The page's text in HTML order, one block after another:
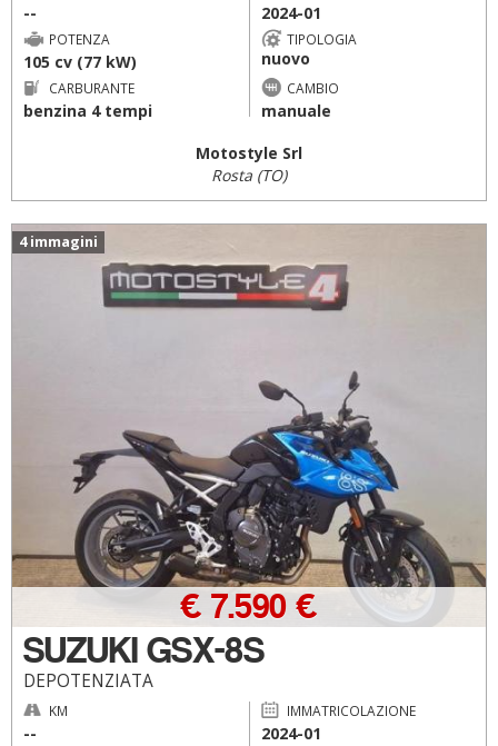
-- 2024-01
POTENZA
105 cv (77 kW)
TIPOLOGIA
nuovo
CARBURANTE
benzina 4 tempi
CAMBIO
manuale
Motostyle Srl
Rosta (TO)
4 immagini
SUZUKI GSX-8S
DEPOTENZIATA
€ 7.590 €
KM
--
IMMATRICOLAZIONE
2024-01